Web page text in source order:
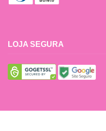
LOJA SEGURA